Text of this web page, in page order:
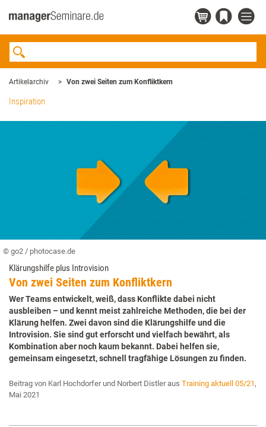
Artikelarchiv Von zwei Seiten zum Konfliktkern
Inspiration
© go2 / photocase.de
Klärungshilfe plus Introvision
Von zwei Seiten zum Konfliktkern
Wer Teams entwickelt, weiß, dass Konflikte dabei nicht
ausbleiben – und kennt meist zahlreiche Methoden, die bei der
Klärung helfen. Zwei davon sind die Klärungshilfe und die
Introvision. Sie sind gut erforscht und vielfach bewährt, als
Kombination aber noch kaum bekannt. Dabei helfen sie,
gemeinsam eingesetzt, schnell tragfähige Lösungen zu finden.
Beitrag von Karl Hochdorfer und Norbert Distler aus Training aktuell 05/21,
Mai 2021